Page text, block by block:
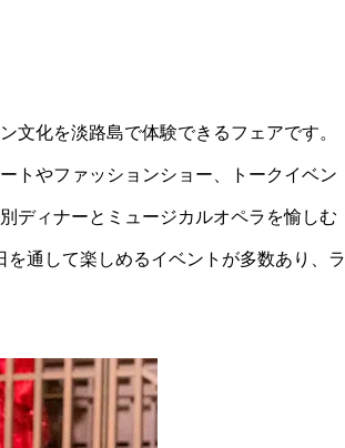
文化を淡路島で体験できるフェアです。
トやファッションショー、トークイベン
ディナーとミュージカルオペラを愉しむ
通して楽しめるイベントが多数あり、ラ